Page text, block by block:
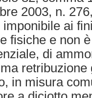
2003, n.
imponibile ai
fisiche e non
di
in misura